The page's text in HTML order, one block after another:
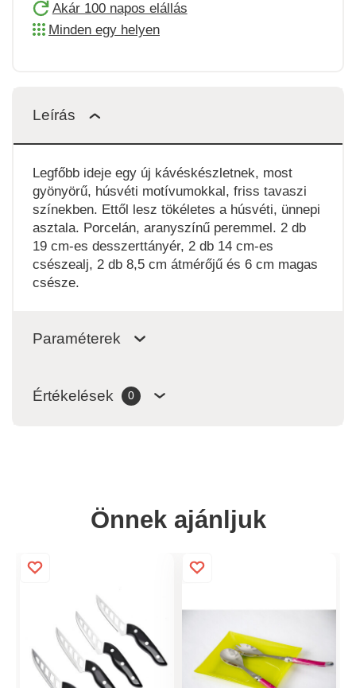
Akár 100 napos elállás
Minden egy helyen
Leírás
Legfőbb ideje egy új kávéskészletnek, most
gyönyörű, húsvéti motívumokkal, friss tavaszi
színekben. Ettől lesz tökéletes a húsvéti, ünnepi
asztala. Porcelán, aranyszínű peremmel. 2 db
19 cm-es desszerttányér, 2 db 14 cm-es
csészealj, 2 db 8,5 cm átmérőjű és 6 cm magas
csésze.
Paraméterek
Értékelések 0
Önnek ajánljuk